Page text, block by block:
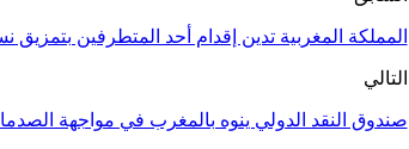
المملكة المغربية تدين إقدام أحد المتطرفين بتمزيق
التالي
صندوق النقد الدولي ينوه بالمغرب في مواجهة